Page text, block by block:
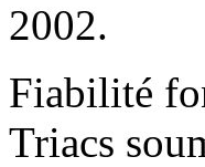
2002.
Fiabilité
Triacs